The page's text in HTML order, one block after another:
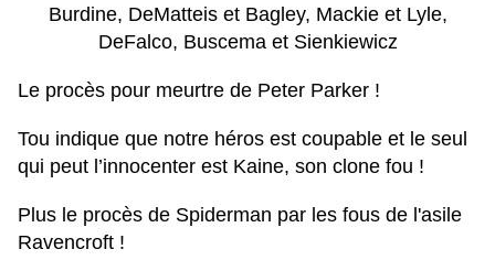
Burdine, DeMatteis et Bagley, Mackie et Lyle,
DeFalco, Buscema et Sienkiewicz
Le procès pour meurtre de Peter Parker !
Tou indique que notre héros est coupable et le seul
qui peut l’innocenter est Kaine, son clone fou !
Plus le procès de Spiderman par les fous de l'asile
Ravencroft !